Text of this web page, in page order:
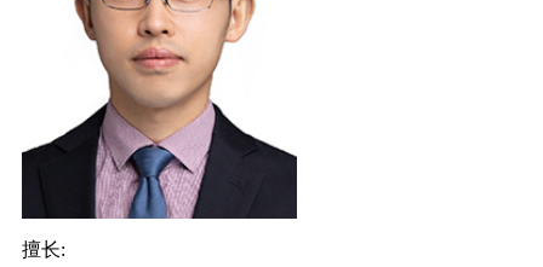
擅长: